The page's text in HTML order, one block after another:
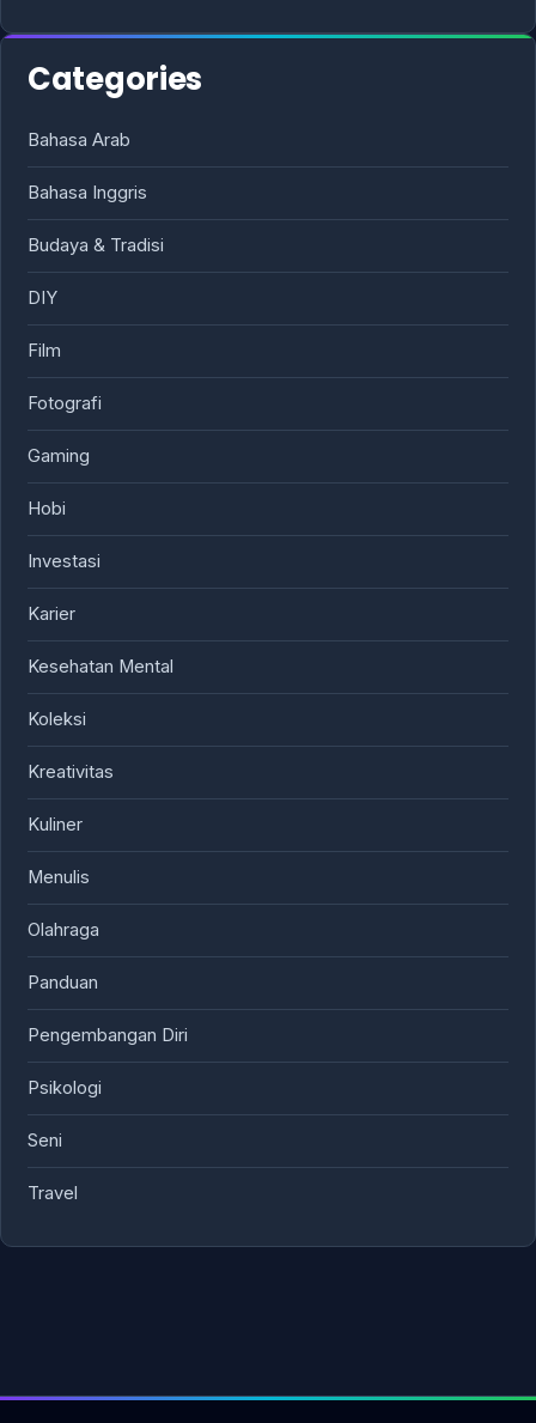
Categories
Bahasa Arab
Bahasa Inggris
Budaya & Tradisi
DIY
Film
Fotografi
Gaming
Hobi
Investasi
Karier
Kesehatan Mental
Koleksi
Kreativitas
Kuliner
Menulis
Olahraga
Panduan
Pengembangan Diri
Psikologi
Seni
Travel